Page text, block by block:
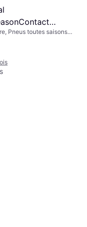
85T XL
Pneus toutes saisons,